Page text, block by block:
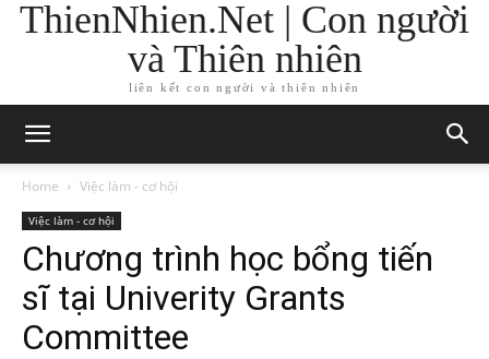
ThienNhien.Net | Con người
và Thiên nhiên
liên kết con người và thiên nhiên
Home Việc làm - cơ hội
Việc làm - cơ hội
Chương trình học bổng tiến
sĩ tại Univerity Grants
Committee